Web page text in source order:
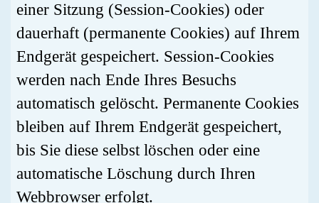
einer Sitzung (Session-Cookies) oder
dauerhaft (permanente Cookies) auf Ihrem
Endgerät gespeichert. Session-Cookies
werden nach Ende Ihres Besuchs
automatisch gelöscht. Permanente Cookies
bleiben auf Ihrem Endgerät gespeichert,
bis Sie diese selbst löschen oder eine
automatische Löschung durch Ihren
Webbrowser erfolgt.